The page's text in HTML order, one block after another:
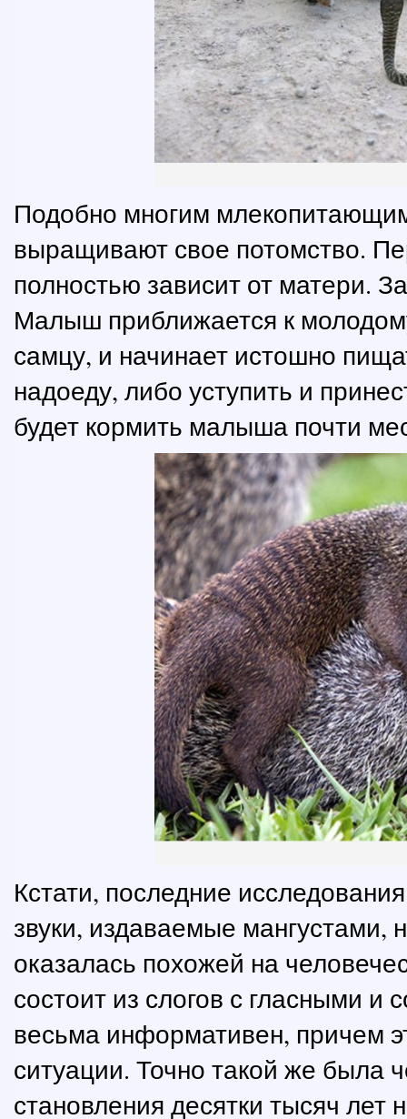
Подобно многим
выращивают свое потомство.
полностью зависит от матери.
Малыш приближается к
самцу, и начинает истошно
надоеду, либо уступить и
будет кормить малыша почти
Кстати, последние
звуки, издаваемые мангустами,
оказалась похожей на
состоит из слогов с гласными и
весьма информативен, причем
ситуации. Точно такой же была
становления десятки тысяч лет